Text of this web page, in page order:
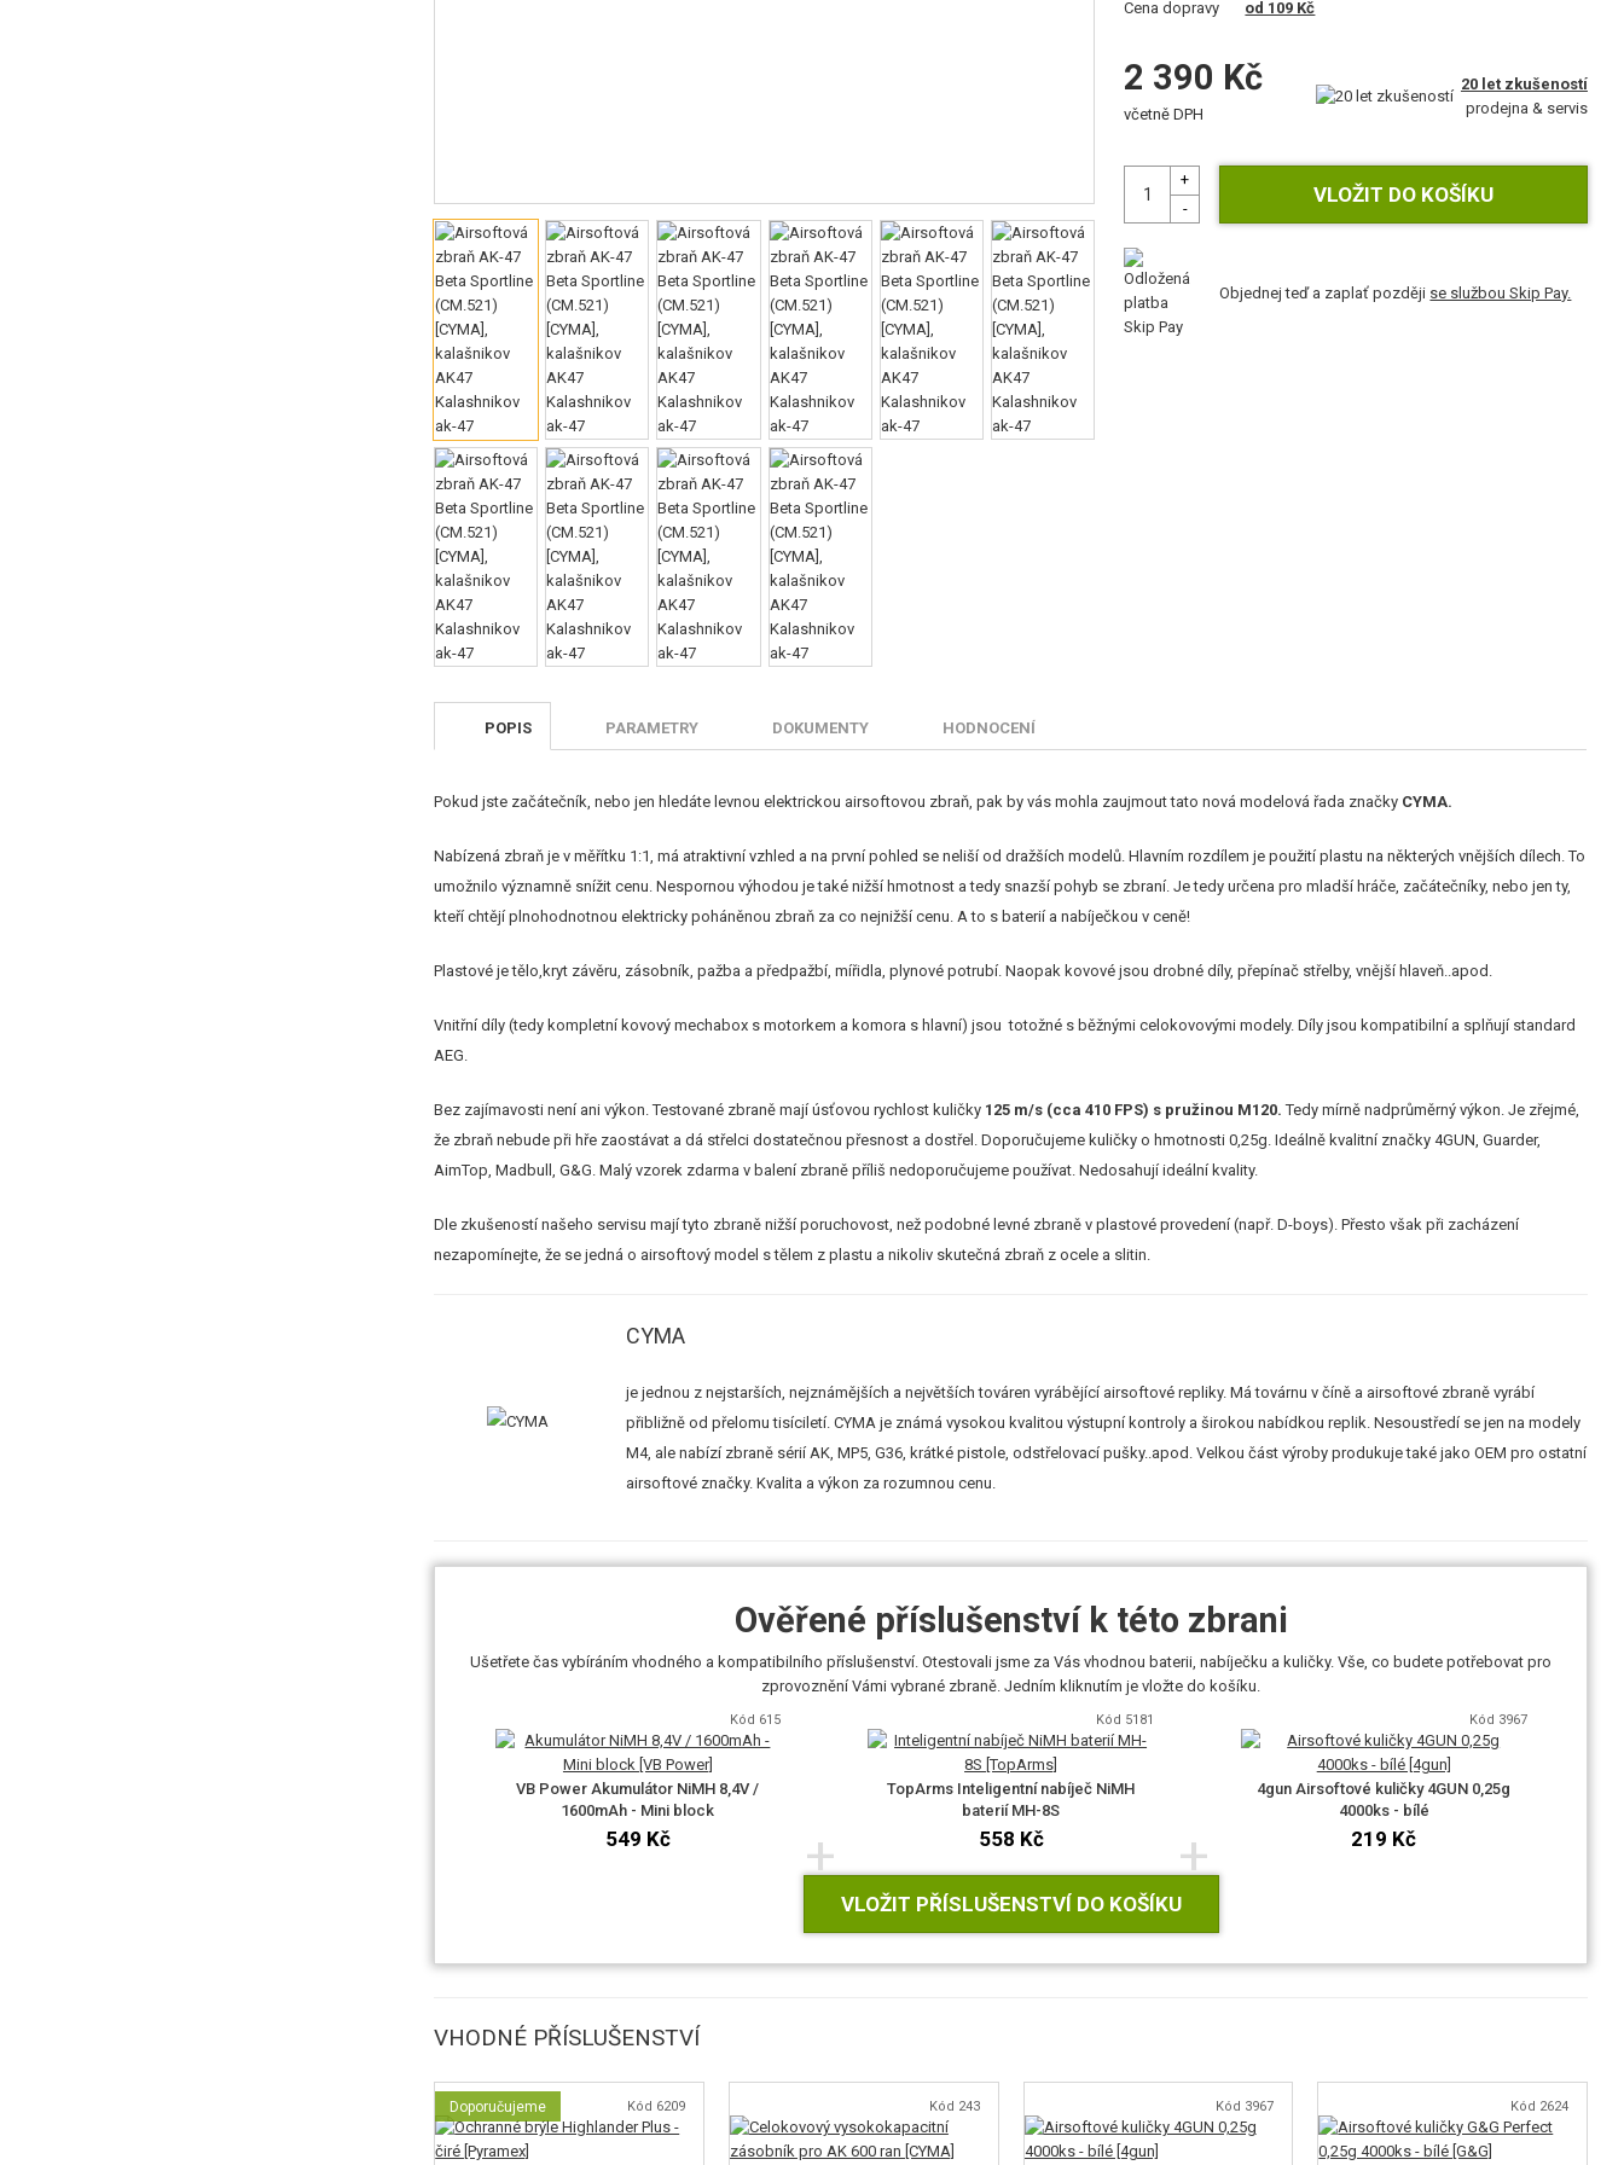
Cena dopravy
od 109 Kč
2 390 Kč
včetně DPH
20 let zkušeností
prodejna & servis
Objednej teď a zaplať později se službou Skip Pay.
POPIS PARAMETRY DOKUMENTY HODNOCENÍ
Pokud jste začátečník, nebo jen hledáte levnou elektrickou airsoftovou zbraň, pak by vás mohla zaujmout tato nová modelová řada značky CYMA.
Nabízená zbraň je v měřítku 1:1, má atraktivní vzhled a na první pohled se neliší od dražších modelů. Hlavním rozdílem je použití plastu na některých vnějších dílech. To
umožnilo významně snížit cenu. Nespornou výhodou je také nižší hmotnost a tedy snazší pohyb se zbraní. Je tedy určena pro mladší hráče, začátečníky, nebo jen ty,
kteří chtějí plnohodnotnou elektricky poháněnou zbraň za co nejnižší cenu. A to s baterií a nabíječkou v ceně!
Plastové je tělo,kryt závěru, zásobník, pažba a předpažbí, mířidla, plynové potrubí. Naopak kovové jsou drobné díly, přepínač střelby, vnější hlaveň..apod.
Vnitřní díly (tedy kompletní kovový mechabox s motorkem a komora s hlavní) jsou totožné s běžnými celokovovými modely. Díly jsou kompatibilní a splňují standard
AEG.
Bez zajímavosti není ani výkon. Testované zbraně mají úsťovou rychlost kuličky 125 m/s (cca 410 FPS) s pružinou M120.Tedy mírně nadprůměrný výkon. Je zřejmé,
že zbraň nebude při hře zaostávat a dá střelci dostatečnou přesnost a dostřel. Doporučujeme kuličky o hmotnosti 0,25g. Ideálně kvalitní značky 4GUN, Guarder,
AimTop, Madbull, G&G. Malý vzorek zdarma v balení zbraně příliš nedoporučujeme používat. Nedosahují ideální kvality.
Dle zkušeností našeho servisu mají tyto zbraně nižší poruchovost, než podobné levné zbraně v plastové provedení (např. D-boys). Přesto však při zacházení
nezapomínejte, že se jedná o airsoftový model s tělem z plastu a nikoliv skutečná zbraň z ocele a slitin.
CYMA
je jednou z nejstarších, nejznámějších a největších továren vyrábějící airsoftové repliky. Má továrnu v číně a airsoftové zbraně vyrábí
přibližně od přelomu tisíciletí. CYMA je známá vysokou kvalitou výstupní kontroly a širokou nabídkou replik. Nesoustředí se jen na modely
M4, ale nabízí zbraně sérií AK, MP5, G36, krátké pistole, odstřelovací pušky..apod. Velkou část výroby produkuje také jako OEM pro ostatní
airsoftové značky. Kvalita a výkon za rozumnou cenu.
Ověřené příslušenství k této zbrani
Ušetřete čas vybíráním vhodného a kompatibilního příslušenství. Otestovali jsme za Vás vhodnou baterii, nabíječku a kuličky. Vše, co budete potřebovat pro
zprovoznění Vámi vybrané zbraně. Jedním kliknutím je vložte do košíku.
Kód 615
VB Power Akumulátor NiMH 8,4V /
1600mAh - Mini block
549 Kč +
Kód 5181
TopArms Inteligentní nabíječ NiMH
baterií MH-8S
558 Kč +
Kód 3967
4gun Airsoftové kuličky 4GUN 0,25g
4000ks - bílé
219 Kč
VLOŽIT PŘÍSLUŠENSTVÍ DO KOŠÍKU
VHODNÉ PŘÍSLUŠENSTVÍ
Doporučujeme Kód 6209 Kód 243 Kód 3967 Kód 2624